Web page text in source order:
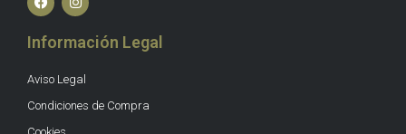
Información Legal
Aviso Legal
Condiciones de Compra